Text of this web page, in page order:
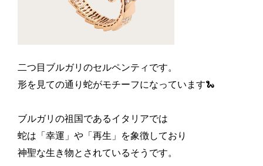
二つ目ブルガリのセルペンティです。
形を見ての通り蛇がモチーフになっています🐍
ブルガリの祖国であるイタリアでは
蛇は「幸運」や「再生」を象徴しており
神聖な生き物とされているそうです。